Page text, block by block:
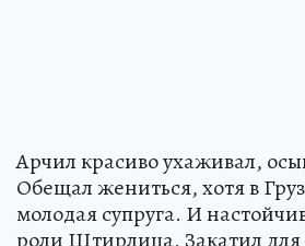
Арчил красиво ухаживал,
Обещал жениться, хотя в
молодая супруга. И
роли Штирлица. Закатил